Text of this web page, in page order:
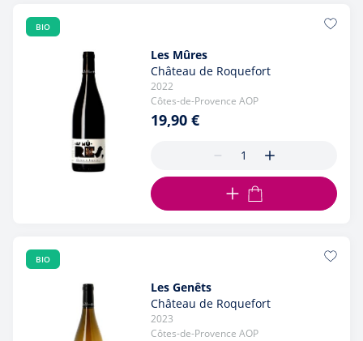
BIO
Les Mûres
Château de Roquefort
2022
Côtes-de-Provence AOP
19,90 €
AJOUTER AU PANIER
BIO
Les Genêts
Château de Roquefort
2023
Côtes-de-Provence AOP